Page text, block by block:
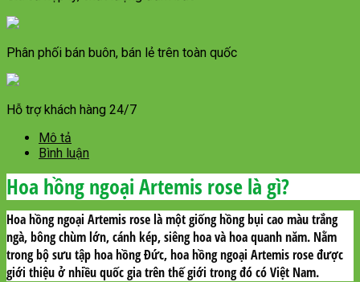
Phân phối bán buôn, bán lẻ trên toàn quốc
Hỗ trợ khách hàng 24/7
Mô tả
Bình luận
Hoa hồng ngoại Artemis rose là gì?
Hoa hồng ngoại Artemis rose là một giống hồng bụi cao màu trắng
ngà, bông chùm lớn, cánh kép, siêng hoa và hoa quanh năm. Nằm
trong bộ sưu tập hoa hồng Đức, hoa hồng ngoại Artemis rose được
giới thiệu ở nhiều quốc gia trên thế giới trong đó có Việt Nam.